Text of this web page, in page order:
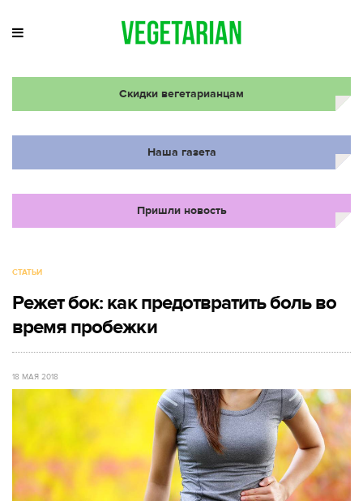
Скидки вегетарианцам
Наша газета
Пришли новость
СТАТЬИ
Режет бок: как предотвратить боль во
время пробежки
18 МАЯ 2018